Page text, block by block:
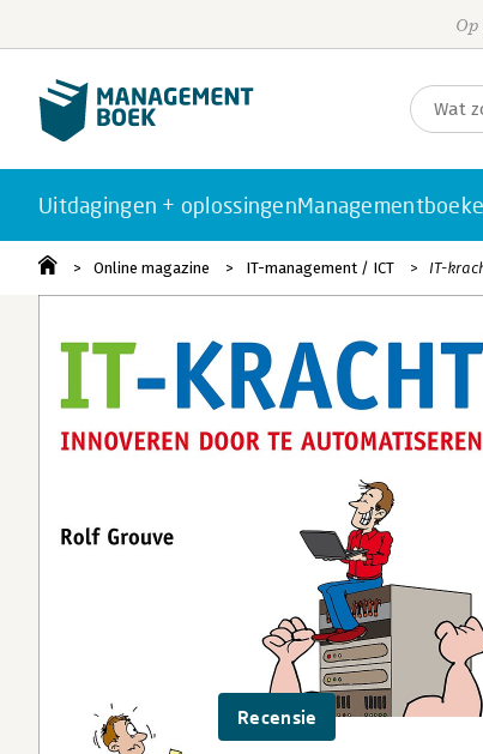
Uitdagingen + oplossingen
Online magazine IT-management / ICT IT-
Recensie